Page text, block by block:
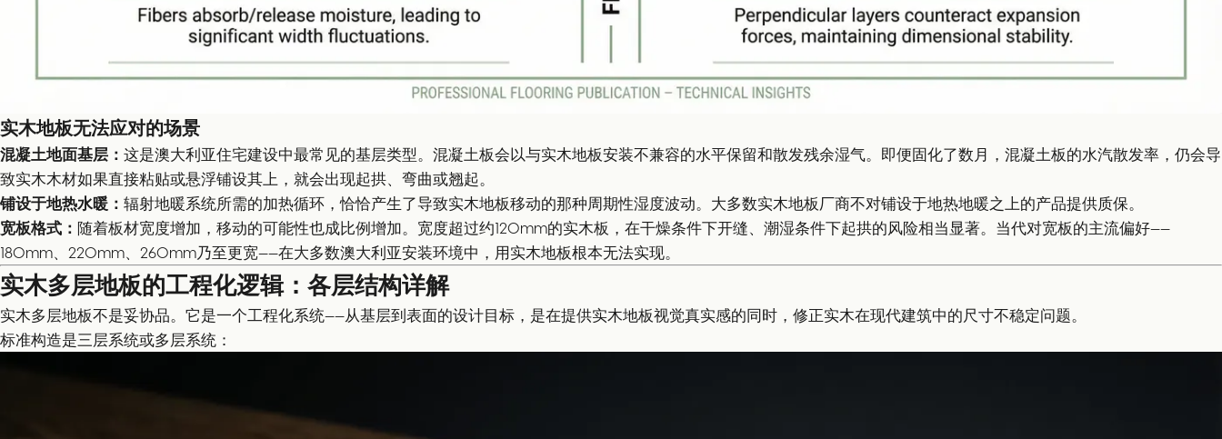
实木地板无法应对的场景
混凝土地面基层： 这是澳大利亚住宅建设中最常见的基层类型。混凝土板会以与实木地板安装不兼容的水平保留和散发残余湿气。即便固化了数月，混凝土板的水汽散发率，仍会导
致实木木材如果直接粘贴或悬浮铺设其上，就会出现起拱、弯曲或翘起。
铺设于地热水暖： 辐射地暖系统所需的加热循环，恰恰产生了导致实木地板移动的那种周期性湿度波动。大多数实木地板厂商不对铺设于地热地暖之上的产品提供质保。
宽板格式： 随着板材宽度增加，移动的可能性也成比例增加。宽度超过约120mm的实木板，在干燥条件下开缝、潮湿条件下起拱的风险相当显著。当代对宽板的主流偏好——
180mm、220mm、260mm乃至更宽——在大多数澳大利亚安装环境中，用实木地板根本无法实现。
实木多层地板的工程化逻辑：各层结构详解
实木多层地板不是妥协品。它是一个工程化系统——从基层到表面的设计目标，是在提供实木地板视觉真实感的同时，修正实木在现代建筑中的尺寸不稳定问题。
标准构造是三层系统或多层系统：